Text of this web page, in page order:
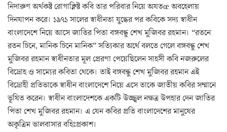
নিদারুণ অর্থকষ্ট রোগাক্লিষ্ট কবি তার পরিবার নিয়ে অযতœ অবহেলায়
দিনযাপন করে। ১৯৭১ সালের স্বাধীনতা যুদ্ধের পর কবিকে সদ্য স্বাধীন
বাংলাদেশে নিয়ে আসে জাতির পিতা বঙ্গবন্ধু শেখ মুজিবর রহমান। “রতনে
রতন চিনে, মানিক চিনে মানিক” সত্যিকার অর্থে বলতে গেলে বঙ্গবন্ধু শেখ
মুজিবর রহমান স্বাধীনতার মূল প্রেরণা পেয়েছিলেন সাহসী কবি নজরুলের
বিদ্রোহ ও সাম্যের কবিতা থেকে। তাই বঙ্গবন্ধু শেখ মুজিবর রহমান এই
বিদ্রোহী প্রতিভাকে স্বাধীন বাংলাদেশে নিয়ে এসে তাকে জাতীয় কবির সম্মানে
ভূষিত করেন। স্বাধীন বাংলাদেশকে একটি উজ্জ্বল নক্ষত্র উপহার দেন জাতির
পিতা শেখ মুজিবর রহমান। এ যেন কবির প্রতি বাংলাদেশের মানুষের
অকৃত্রিম ভালবাসার বহিঃপ্রকাশ।